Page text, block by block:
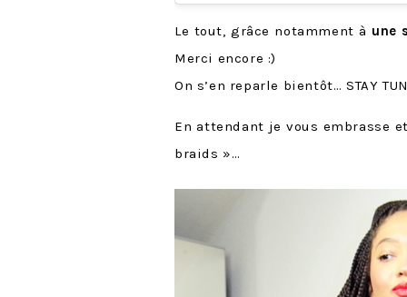
Le tout, grâce notamment à une
Merci encore :)
On s’en reparle bientôt… STAY
En attendant je vous embrasse
braids »…